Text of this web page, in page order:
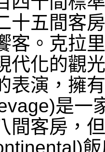
十五間客
客。克拉
代化的觀
表演，擁
是一
間客房，